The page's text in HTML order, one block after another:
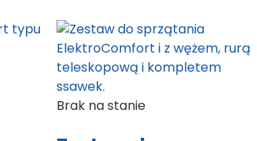
Brak na stanie